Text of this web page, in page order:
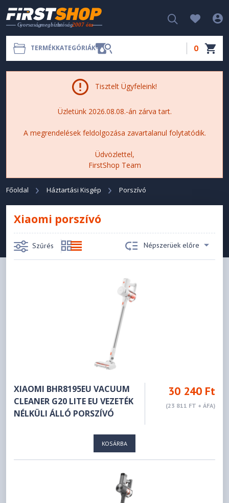
TERMÉKKATEGÓRIÁK 0
Tisztelt Ügyfeleink!
Üzletünk 2026.08.08.-án zárva tart.
A megrendelések feldolgozása zavartalanul folytatódik.
Üdvözlettel,
FirstShop Team
Főoldal Háztartási Kisgép Porszívó
Xiaomi porszívó
Szűrés Népszerüek előre
XIAOMI BHR8195EU VACUUM
CLEANER G20 LITE EU VEZETÉK
NÉLKÜLI ÁLLÓ PORSZÍVÓ
30 240 Ft
(23 811 FT + ÁFA)
KOSÁRBA